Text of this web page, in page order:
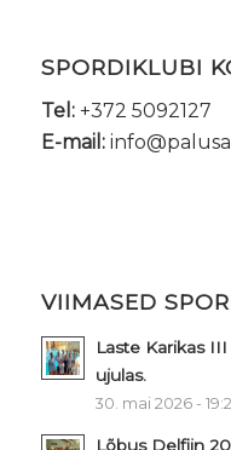
SPORDIKLUBI
Tel:+372 5092127
E-mail:
VIIMASED
Laste Karikas
ujulas.
30. mai 2026 -
Lõbus Delfiin